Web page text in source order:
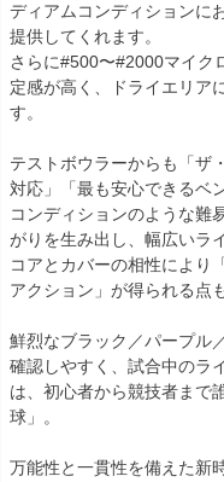
ディアムコンディションに
提供してくれます。
さらに#500〜#2000マイク
定感が高く、ドライエリア
す。
テストボウラーからも「ザ
対応」「最も安心できるベ
コンディションのような難
がりを生み出し、幅広いラ
コアとカバーの相性により
アクション」が得られる点
鮮烈なブラック／パープル
確認しやすく、試合中のラ
は、初心者から競技者まで
球」。
万能性と一貫性を備えた新